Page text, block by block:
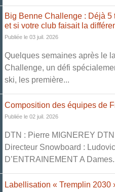
Big Benne Challenge : Déjà
et si votre club faisait la
Publiée le 03 juil. 2026
Quelques semaines après le
Challenge, un défi
ski, les première...
Composition des équipes de
Publiée le 02 juil. 2026
DTN : Pierre MIGNEREY
Directeur Snowboard :
D’ENTRAINEMENT A
Labellisation « Tremplin 2030